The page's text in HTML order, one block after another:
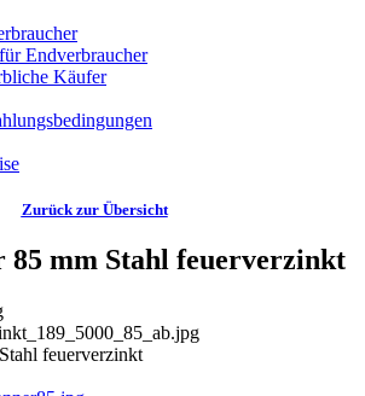
Endverbraucher
Käufer
Zurück zur Übersicht
85 mm Stahl feuerverzinkt
feuerverzinkt